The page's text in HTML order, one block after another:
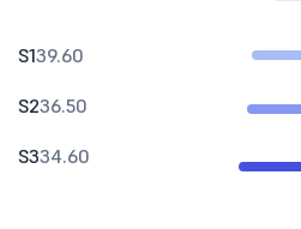
S139.60
S236.50
S334.60